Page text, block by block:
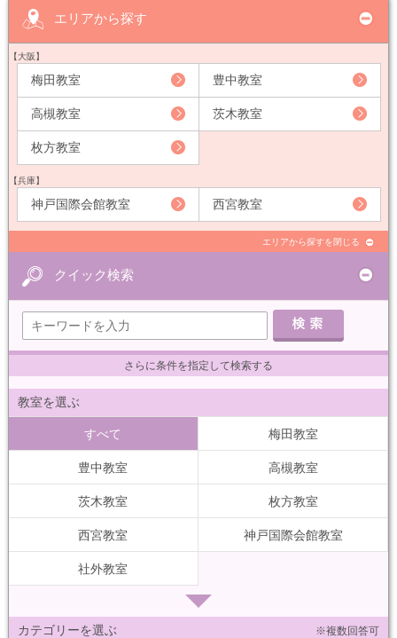
エリアから探す
【大阪】
梅田教室 豊中教室
高槻教室 茨木教室
枚方教室
【兵庫】
神戸国際会館教室 西宮教室
エリアから探すを閉じる
クイック検索
さらに条件を指定して検索する
教室を選ぶ
すべて 梅田教室
豊中教室 高槻教室
茨木教室 枚方教室
西宮教室 神戸国際会館教室
社外教室
カテゴリーを選ぶ ※複数回答可